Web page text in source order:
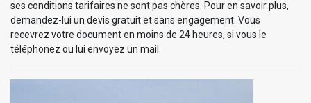
ses conditions tarifaires ne sont pas chères. Pour en savoir plus,
demandez-lui un devis gratuit et sans engagement. Vous
recevrez votre document en moins de 24 heures, si vous le
téléphonez ou lui envoyez un mail.